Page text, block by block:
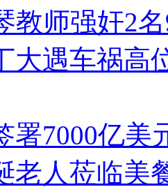
教师强奸2
大遇车祸高
署7000亿美
老人莅临美